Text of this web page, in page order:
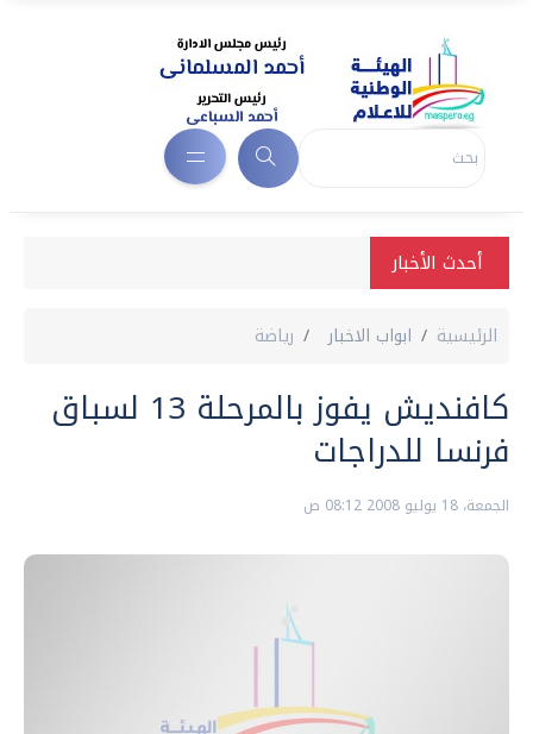
أحدث الأخبار
الرئيسية ابواب الاخبار رياضة
كافنديش يفوز بالمرحلة 13 لسباق
فرنسا للدراجات
الجمعة، 18 يوليو 2008 08:12 ص